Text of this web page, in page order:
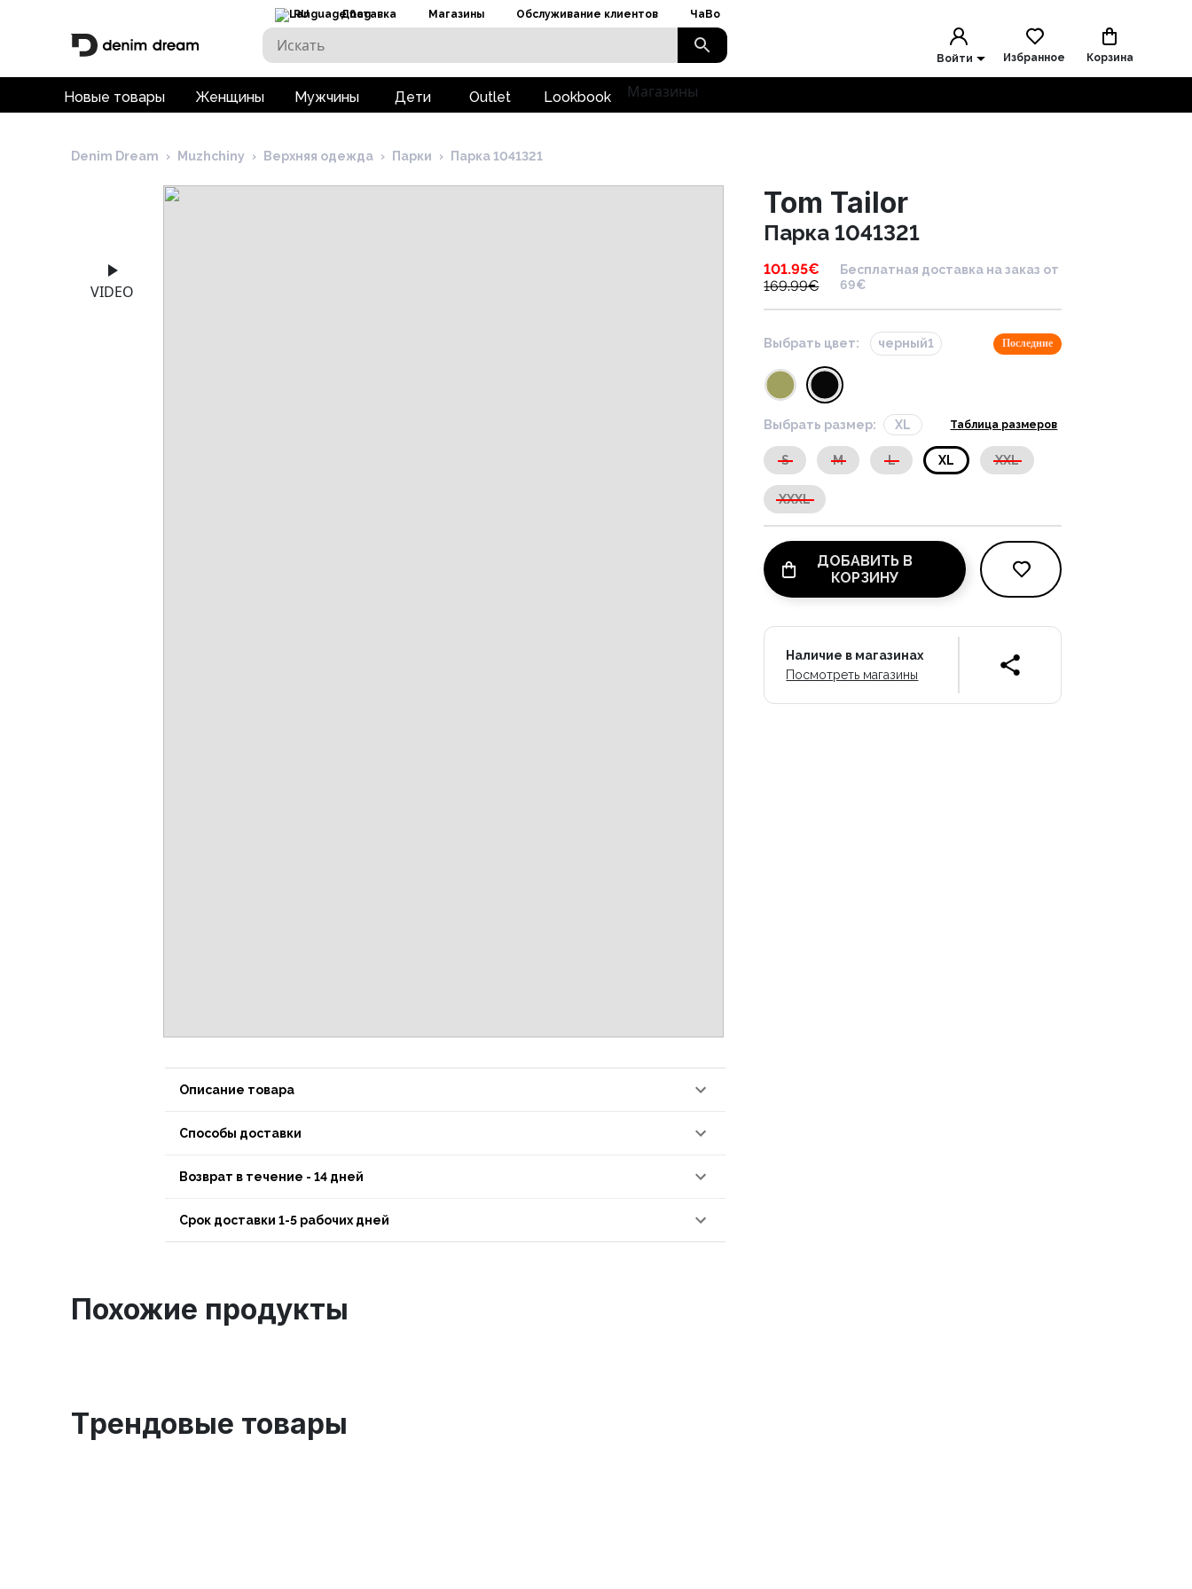
RU Доставка Магазины Обслуживание клиентов ЧаВо
Войти Избранное Корзина
Новые товары Женщины Мужчины Дети Outlet Lookbook Магазины
Denim Dream › Muzhchiny › Верхняя одежда › Парки › Парка 1041321
VIDEO
Описание товара
Способы доставки
Возврат в течение - 14 дней
Срок доставки 1-5 рабочих дней
Tom Tailor
Парка 1041321
101.95€
169.99€
Бесплатная доставка на заказ от
69€
Выбрать цвет: черный1 Последние
Выбрать размер: XL Таблица размеров
S M L XL XXL
XXXL
ДОБАВИТЬ В
КОРЗИНУ
Наличие в магазинах
Посмотреть магазины
Похожие продукты
Tрендовые товары